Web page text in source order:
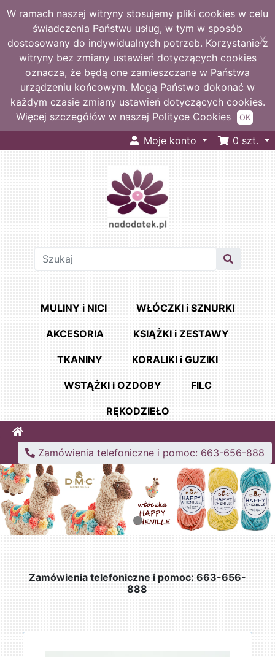
W ramach naszej witryny stosujemy pliki cookies w celu
świadczenia Państwu usług, w tym w sposób
dostosowany do indywidualnych potrzeb. Korzystanie z
witryny bez zmiany ustawień dotyczących cookies
oznacza, że będą one zamieszczane w Państwa
urządzeniu końcowym. Mogą Państwo dokonać w
każdym czasie zmiany ustawień dotyczących cookies.
Więcej szczegółów w naszej Polityce Cookies
X
OK
Moje konto 0 szt.
MULINY i NICI WŁÓCZKI i SZNURKI
AKCESORIA KSIĄŻKI i ZESTAWY
TKANINY KORALIKI i GUZIKI
WSTĄŻKI i OZDOBY FILC
RĘKODZIEŁO
Home
Zamówienia telefoniczne i pomoc: 663-656-888
Zamówienia telefoniczne i pomoc: 663-656-
888